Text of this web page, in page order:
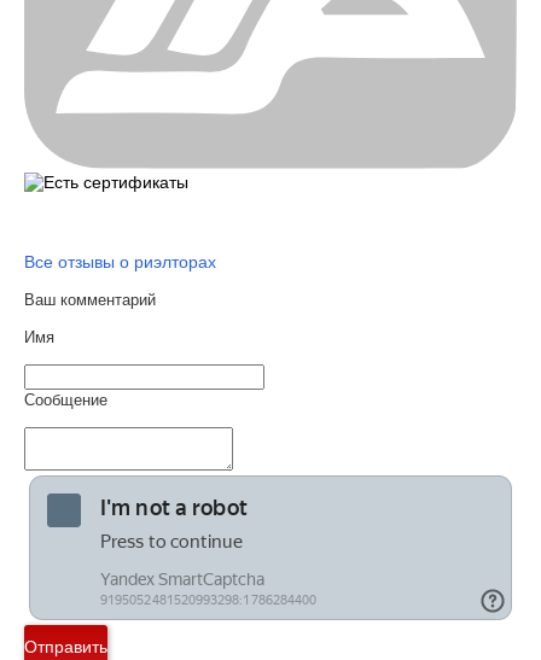
Все отзывы о риэлторах
Ваш комментарий
Имя
Сообщение
Отправить